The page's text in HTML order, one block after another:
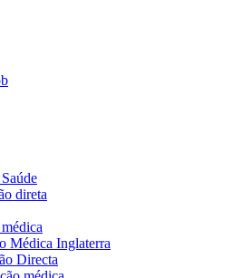
direta
Médica Inglaterra
Directa